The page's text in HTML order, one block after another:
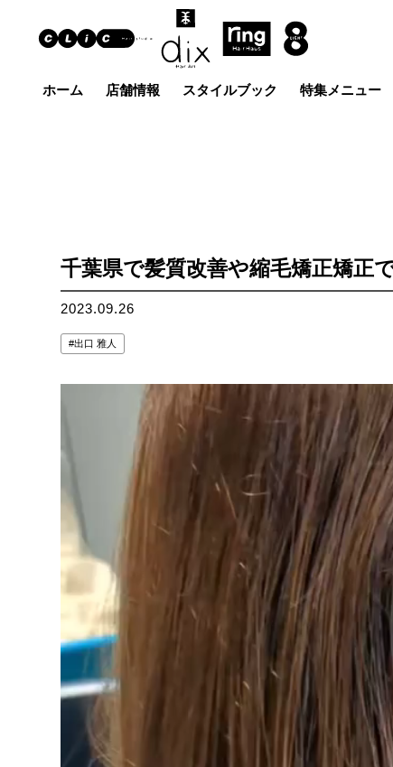
ホーム 店舗情報 スタイルブック 特集メニュー
千葉県で髪質改善や縮毛矯正矯正
2023.09.26
出口 雅人